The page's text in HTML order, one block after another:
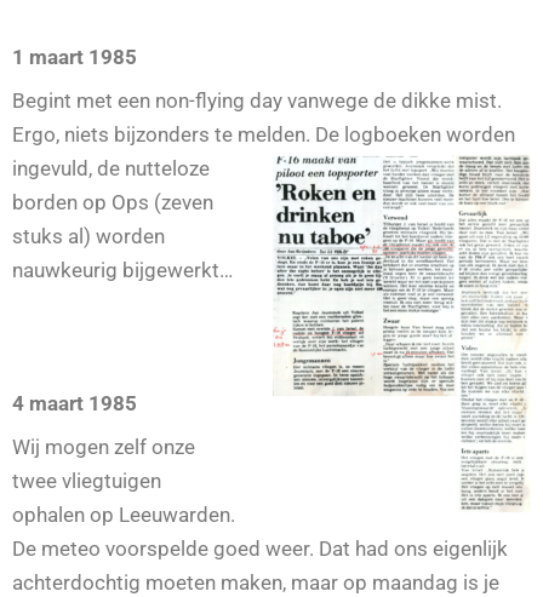
1 maart 1985
Begint met een non-flying day vanwege de dikke mist.
Ergo, niets bijzonders te melden. De logboeken worden
ingevuld, de nutteloze
borden op Ops (zeven
stuks al) worden
nauwkeurig bijgewerkt…
4 maart 1985
Wij mogen zelf onze
twee vliegtuigen
ophalen op Leeuwarden.
De meteo voorspelde goed weer. Dat had ons eigenlijk
achterdochtig moeten maken, maar op maandag is je